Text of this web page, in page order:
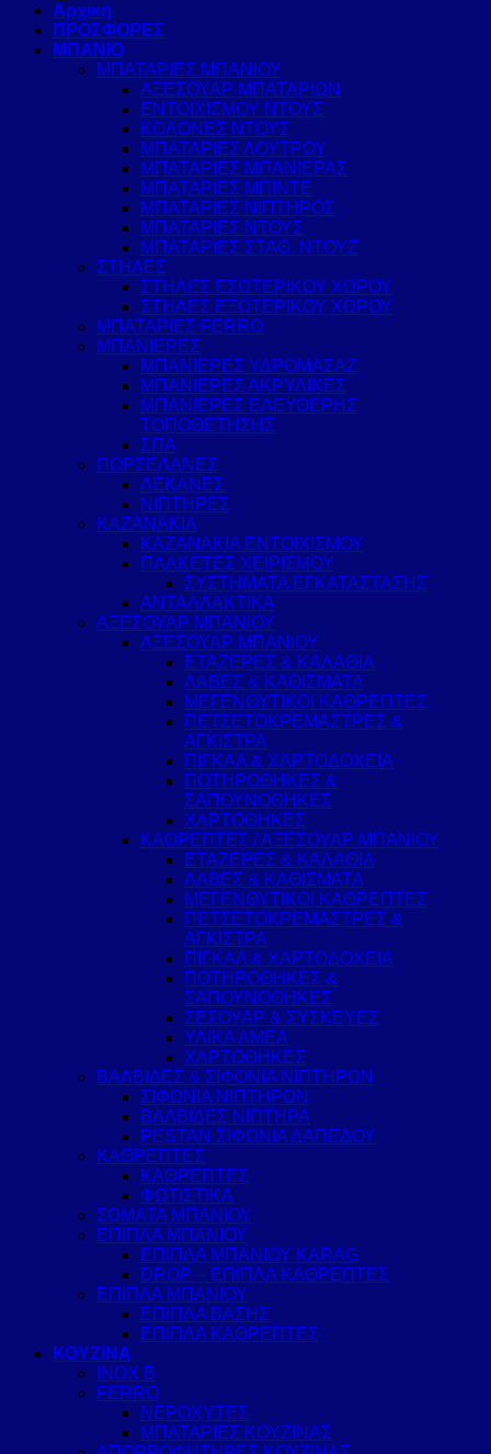
Αρχική
ΠΡΟΣΦΟΡΕΣ
ΜΠΑΝΙΟ
ΜΠΑΤΑΡΙΕΣ ΜΠΑΝΙΟΥ
ΑΞΕΣΟΥΑΡ ΜΠΑΤΑΡΙΩΝ
ΕΝΤΟΙΧΙΣΜΟΥ ΝΤΟΥΣ
ΚΟΛΟΝΕΣ ΝΤΟΥΣ
ΜΠΑΤΑΡΙΕΣ ΛΟΥΤΡΟΥ
ΜΠΑΤΑΡΙΕΣ ΜΠΑΝΙΕΡΑΣ
ΜΠΑΤΑΡΙΕΣ ΜΠΙΝΤΕ
ΜΠΑΤΑΡΙΕΣ ΝΙΠΤΗΡΟΣ
ΜΠΑΤΑΡΙΕΣ ΝΤΟΥΣ
ΜΠΑΤΑΡΙΕΣ ΣΤΑΘ. ΝΤΟΥΖ
ΣΤΗΛΕΣ
ΣΤΗΛΕΣ ΕΣΩΤΕΡΙΚΟΥ ΧΩΡΟΥ
ΣΤΗΛΕΣ ΕΞΩΤΕΡΙΚΟΥ ΧΩΡΟΥ
ΜΠΑΤΑΡΙΕΣ FERRO
ΜΠΑΝΙΕΡΕΣ
ΜΠΑΝΙΕΡΕΣ ΥΔΡΟΜΑΣΑΖ
ΜΠΑΝΙΕΡΕΣ ΑΚΡΥΛΙΚΕΣ
ΜΠΑΝΙΕΡΕΣ ΕΛΕΥΘΕΡΗΣ
ΤΟΠΟΘΕΤΗΣΗΣ
ΣΠΑ
ΠΟΡΣΕΛΑΝΕΣ
ΛΕΚΑΝΕΣ
ΝΙΠΤΗΡΕΣ
ΚΑΖΑΝΑΚΙΑ
ΚΑΖΑΝΑΚΙΑ ΕΝΤΟΙΧΙΣΜΟΥ
ΠΛΑΚΕΤΕΣ ΧΕΙΡΙΣΜΟΥ
ΣΥΣΤΗΜΑΤΑ ΕΓΚΑΤΑΣΤΑΣΗΣ
ΑΝΤΑΛΛΑΚΤΙΚΑ
ΑΞΕΣΟΥΑΡ ΜΠΑΝΙΟΥ
ΑΞΕΣΟΥΑΡ ΜΠΑΝΙΟΥ
ΕΤΑΖΕΡΕΣ & ΚΑΛΑΘΙΑ
ΛΑΒΕΣ & ΚΑΘΙΣΜΑΤΑ
ΜΕΓΕΝΘΥΤΙΚΟΙ ΚΑΘΡΕΠΤΕΣ
ΠΕΤΣΕΤΟΚΡΕΜΑΣΤΡΕΣ &
ΑΓΚΙΣΤΡΑ
ΠΙΓΚΑΛ & ΧΑΡΤΟΔΟΧΕΙΑ
ΠΟΤΗΡΟΘΗΚΕΣ &
ΣΑΠΟΥΝΟΘΗΚΕΣ
ΧΑΡΤΟΘΗΚΕΣ
ΚΑΘΡΕΠΤΕΣ / ΑΞΕΣΟΥΑΡ ΜΠΑΝΙΟΥ
ΕΤΑΖΕΡΕΣ & ΚΑΛΑΘΙΑ
ΛΑΒΕΣ & ΚΑΘΙΣΜΑΤΑ
ΜΕΓΕΝΘΥΤΙΚΟΙ ΚΑΘΡΕΠΤΕΣ
ΠΕΤΣΕΤΟΚΡΕΜΑΣΤΡΕΣ &
ΑΓΚΙΣΤΡΑ
ΠΙΓΚΑΛ & ΧΑΡΤΟΔΟΧΕΙΑ
ΠΟΤΗΡΟΘΗΚΕΣ &
ΣΑΠΟΥΝΟΘΗΚΕΣ
ΣΕΣΟΥΑΡ & ΣΥΣΚΕΥΕΣ
ΥΛΙΚΑ ΑΜΕΑ
ΧΑΡΤΟΘΗΚΕΣ
ΒΑΛΒΙΔΕΣ & ΣΙΦΟΝΙΑ ΝΙΠΤΗΡΩΝ
ΣΙΦΩΝΙΑ ΝΙΠΤΗΡΩΝ
ΒΑΛΒΙΔΕΣ ΝΙΠΤΗΡΑ
PESTAN ΣΙΦΩΝΙΑ ΔΑΠΕΔΟΥ
ΚΑΘΡΕΠΤΕΣ
ΚΑΘΡΕΠΤΕΣ
ΦΩΤΙΣΤΙΚΑ
ΣΩΜΑΤΑ ΜΠΑΝΙΟΥ
ΕΠΙΠΛΑ ΜΠΑΝΙΟΥ
ΕΠΙΠΛΑ ΜΠΑΝΙΟΥ KARAG
DROP – ΕΠΙΠΛΑ ΚΑΘΡΕΠΤΕΣ
ΕΠΙΠΛΑ ΜΠΑΝΙΟΥ
ΕΠΙΠΛΑ ΒΑΣΗΣ
ΕΠΙΠΛΑ ΚΑΘΡΕΠΤΕΣ
ΚΟΥΖΙΝΑ
INOX B
FERRO
ΝΕΡΟΧΥΤΕΣ
ΜΠΑΤΑΡΙΕΣ ΚΟΥΖΙΝΑΣ